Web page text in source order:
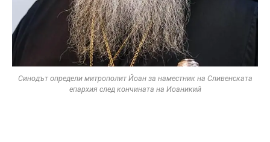
Синодът определи митрополит Йоан за наместник на Сливенската
епархия след кончината на Иоаникий